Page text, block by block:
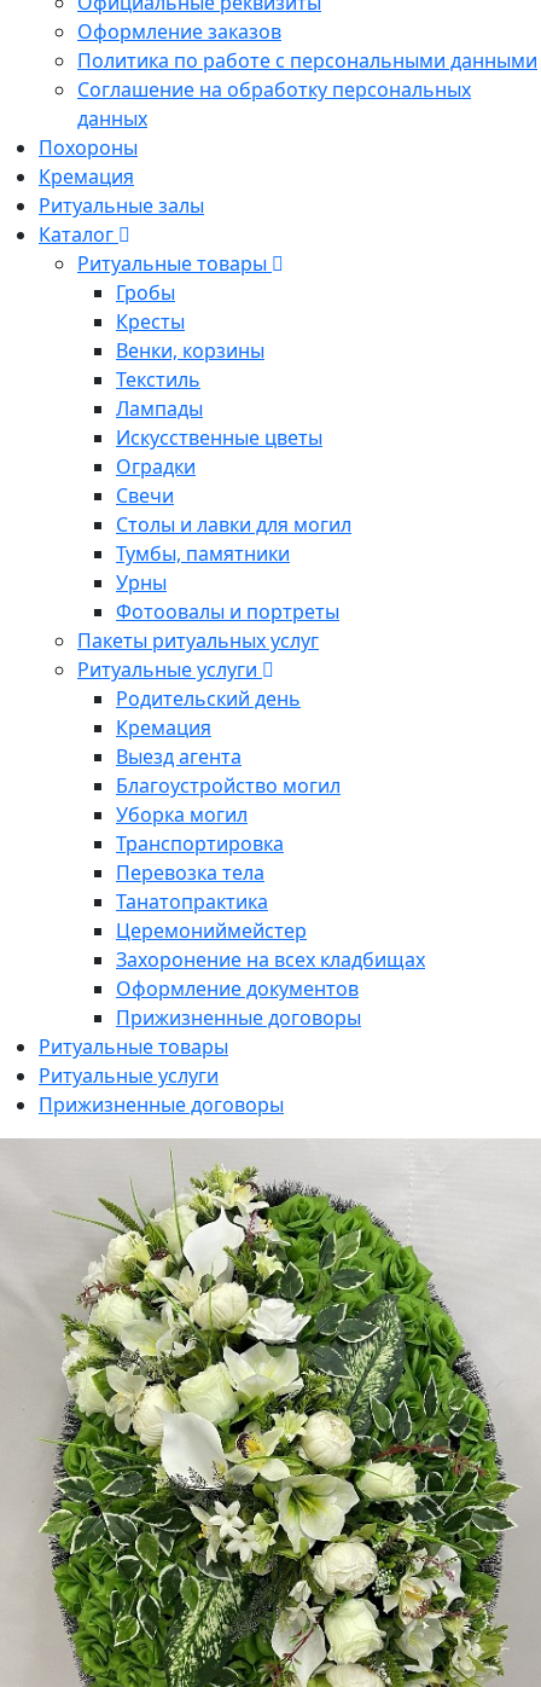
Оформление заказов
Политика по работе с персональными данными
Соглашение на обработку персональных
данных
Похороны
Кремация
Ритуальные залы
Каталог
Ритуальные товары
Гробы
Кресты
Венки, корзины
Текстиль
Лампады
Искусственные цветы
Оградки
Свечи
Столы и лавки для могил
Тумбы, памятники
Урны
Фотоовалы и портреты
Пакеты ритуальных услуг
Ритуальные услуги
Родительский день
Кремация
Выезд агента
Благоустройство могил
Уборка могил
Транспортировка
Перевозка тела
Танатопрактика
Церемониймейстер
Захоронение на всех кладбищах
Оформление документов
Прижизненные договоры
Ритуальные товары
Ритуальные услуги
Прижизненные договоры